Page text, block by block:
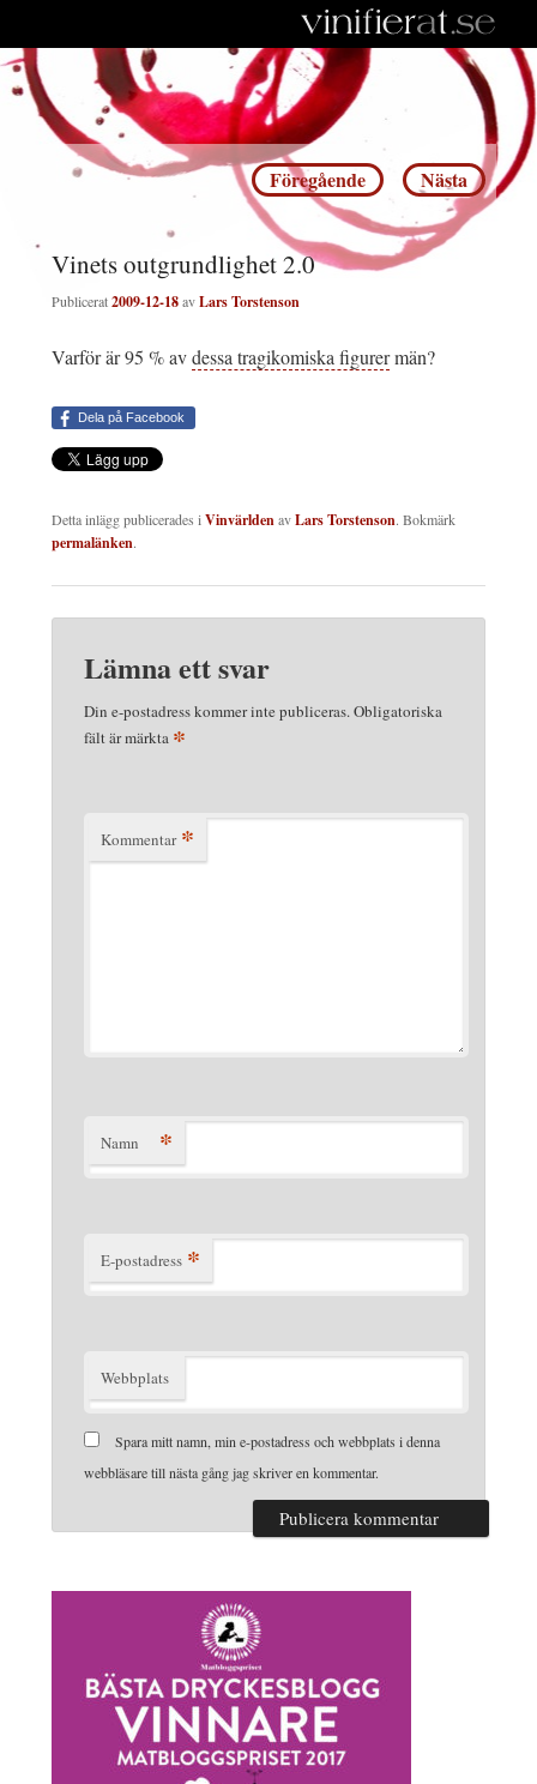
Inläggsnavigering
Föregående Nästa
Vinets outgrundlighet 2.0
Publicerat2009-12-18avLars Torstenson
Varför är 95 % avdessa tragikomiska figurermän?
Dela på Facebook
Detta inlägg publicerades iVinvärldenavLars Torstenson. Bokmärk
permalänken.
Lämna ett svar
Din e-postadress kommer inte publiceras.Obligatoriska
fält är märkta *
Kommentar *
Namn *
E-postadress *
Webbplats
Spara mitt namn, min e-postadress och webbplats i denna
webbläsare till nästa gång jag skriver en kommentar.